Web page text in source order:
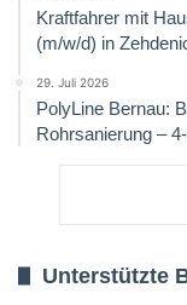
Kraftfahrer mit
(m/w/d) in
29. Juli 2026
PolyLine Bernau:
Rohrsanierung –
Unterstützte